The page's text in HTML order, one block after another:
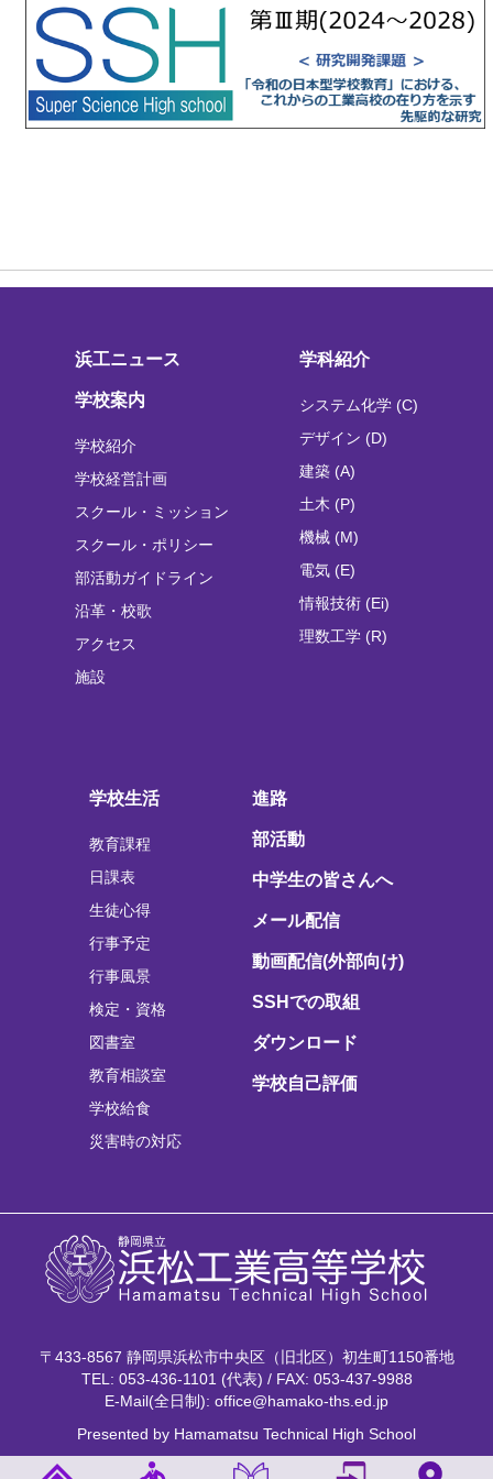
浜工ニュース
学校案内
学校紹介
学校経営計画
スクール・ミッション
スクール・ポリシー
部活動ガイドライン
沿革・校歌
アクセス
施設
学科紹介
システム化学 (C)
デザイン (D)
建築 (A)
土木 (P)
機械 (M)
電気 (E)
情報技術 (Ei)
理数工学 (R)
学校生活
教育課程
日課表
生徒心得
行事予定
行事風景
検定・資格
図書室
教育相談室
学校給食
災害時の対応
進路
部活動
中学生の皆さんへ
メール配信
動画配信(外部向け)
SSHでの取組
ダウンロード
学校自己評価
〒433-8567 静岡県浜松市中央区（旧北区）初生町1150番地
TEL: 053-436-1101 (代表) / FAX: 053-437-9988
E-Mail(全日制): office@hamako-ths.ed.jp
Presented by Hamamatsu Technical High School